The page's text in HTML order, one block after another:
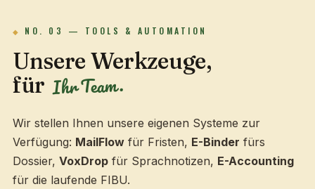
NO. 03 — TOOLS & AUTOMATION
Unsere Werkzeuge,
für Ihr Team.
Wir stellen Ihnen unsere eigenen Systeme zur
Verfügung: MailFlow für Fristen, E-Binder fürs
Dossier, VoxDrop für Sprachnotizen, E-Accounting
für die laufende FIBU.